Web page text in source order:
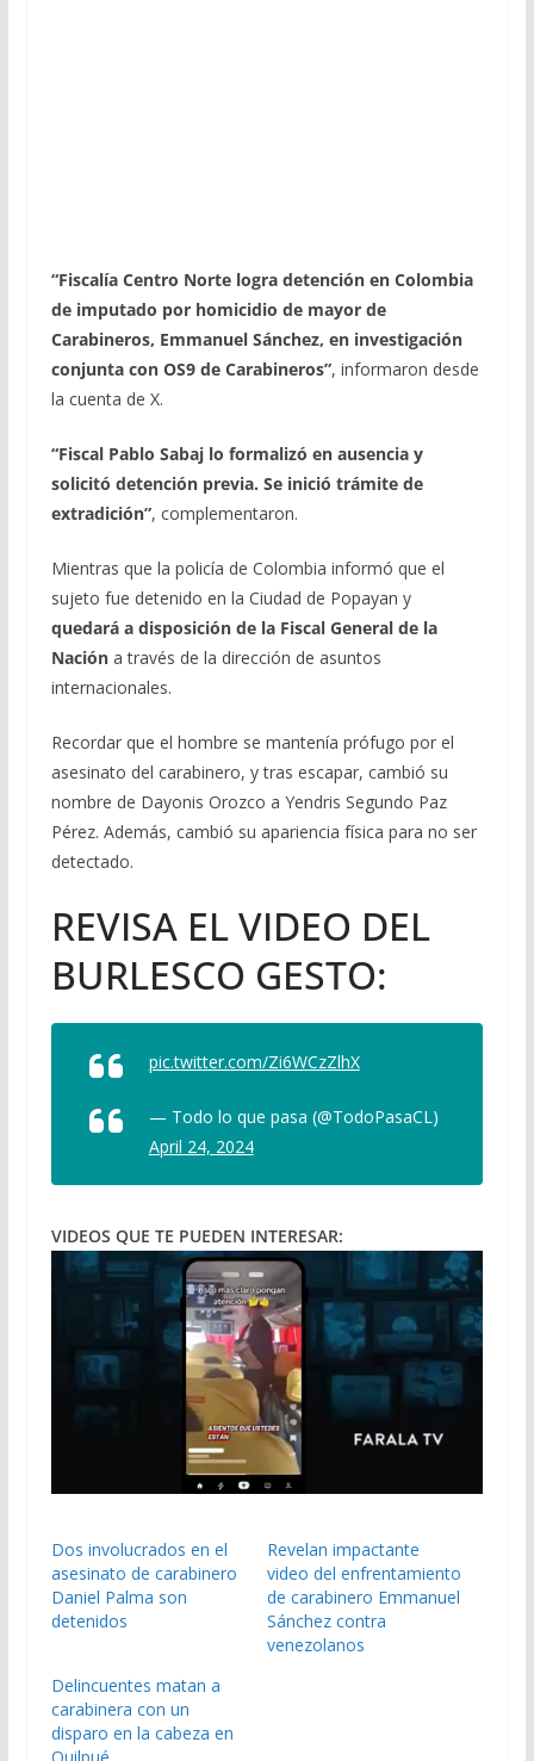
“Fiscalía Centro Norte logra detención en Colombia
de imputado por homicidio de mayor de
Carabineros, Emmanuel Sánchez, en investigación
conjunta con OS9 de Carabineros”, informaron desde
la cuenta de X.
“Fiscal Pablo Sabaj lo formalizó en ausencia y
solicitó detención previa. Se inició trámite de
extradición”, complementaron.
Mientras que la policía de Colombia informó que el
sujeto fue detenido en la Ciudad de Popayan y
quedará a disposición de la Fiscal General de la
Nacióna través de la dirección de asuntos
internacionales.
Recordar que el hombre se mantenía prófugo por el
asesinato del carabinero, y tras escapar, cambió su
nombre de Dayonis Orozco a Yendris Segundo Paz
Pérez. Además, cambió su apariencia física para no ser
detectado.
REVISA EL VIDEO DEL
BURLESCO GESTO:
pic.twitter.com/Zi6WCzZlhX
— Todo lo que pasa (@TodoPasaCL)
April 24, 2024
VIDEOS QUE TE PUEDEN INTERESAR:
Dos involucrados en el
asesinato de carabinero
Daniel Palma son
detenidos
Revelan impactante
video del enfrentamiento
de carabinero Emmanuel
Sánchez contra
venezolanos
Delincuentes matan a
carabinera con un
disparo en la cabeza en
Quilpué